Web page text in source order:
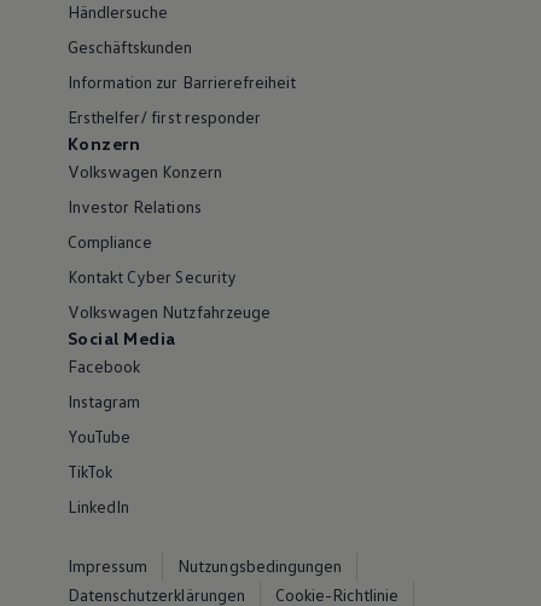
Händlersuche
Geschäftskunden
Information zur Barrierefreiheit
Ersthelfer/ first responder
Konzern
Volkswagen Konzern
Investor Relations
Compliance
Kontakt Cyber Security
Volkswagen Nutzfahrzeuge
Social Media
Facebook
Instagram
YouTube
TikTok
LinkedIn
Impressum
Nutzungsbedingungen
Datenschutzerklärungen
Cookie-Richtlinie